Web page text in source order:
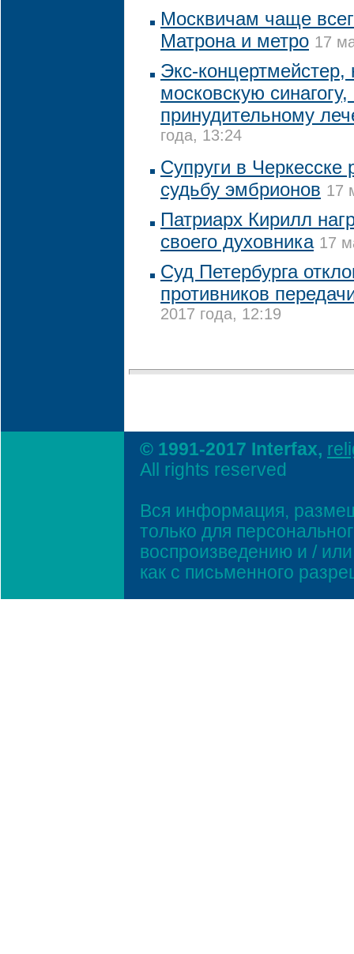
Москвичам чаще
Матрона и метро 17
Экс-
московскую
принудительному
года, 13:24
Супруги в Черкесске
судьбу эмбрионов 17
Патриарх Кирилл
своего духовника 17
Суд Петербурга
противников
2017 года, 12:19
© 1991-2017 Interfax,
All rights reserved
Вся информация,
только для
воспроизведению и /
как с письменного